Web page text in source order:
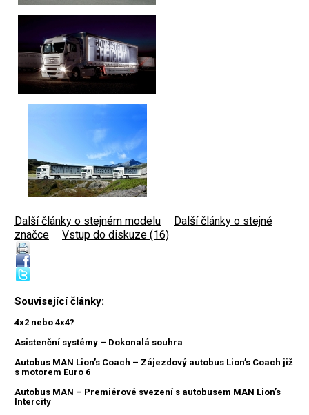
Další články o stejném modelu
Další články o stejné
značce
Vstup do diskuze (16)
Související články:
4x2 nebo 4x4?
Asistenční systémy – Dokonalá souhra
Autobus MAN Lion’s Coach – Zájezdový autobus Lion’s Coach již
s motorem Euro 6
Autobus MAN – Premiérové svezení s autobusem MAN Lion’s
Intercity